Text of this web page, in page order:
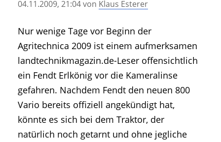
• Geschichte und Geschichten
• Mitteilung der Redaktion
• Agritechnica Neuheiten Archiv
• Artikel nach Hersteller/Marke
04.11.2009, 21:04von Klaus Esterer
Nur wenige Tage vor Beginn der
Agritechnica 2009 ist einem aufmerksamen
landtechnikmagazin.de-Leser offensichtlich
ein Fendt Erlkönig vor die Kameralinse
gefahren. Nachdem Fendt den neuen 800
Vario bereits offiziell angekündigt hat,
könnte es sich bei dem Traktor, der
natürlich noch getarnt und ohne jegliche